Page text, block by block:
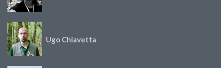
Ugo Chiavetta